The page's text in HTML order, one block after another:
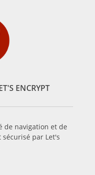
ENCRYPT
de navigation et de
sécurisé par Let's